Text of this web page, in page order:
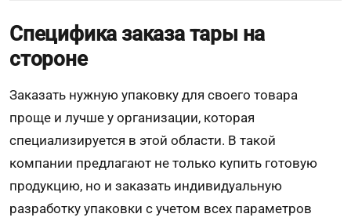
Специфика заказа тары на
стороне
Заказать нужную упаковку для своего товара
проще и лучше у организации, которая
специализируется в этой области. В такой
компании предлагают не только купить готовую
продукцию, но и заказать индивидуальную
разработку упаковки с учетом всех параметров